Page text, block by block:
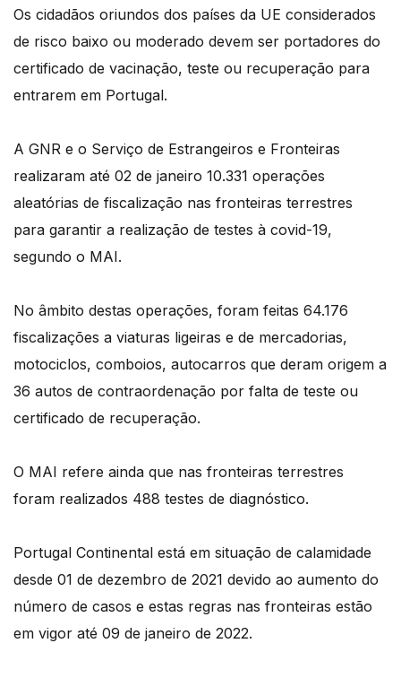
Os cidadãos oriundos dos países da UE considerados
de risco baixo ou moderado devem ser portadores do
certificado de vacinação, teste ou recuperação para
entrarem em Portugal.
A GNR e o Serviço de Estrangeiros e Fronteiras
realizaram até 02 de janeiro 10.331 operações
aleatórias de fiscalização nas fronteiras terrestres
para garantir a realização de testes à covid-19,
segundo o MAI.
No âmbito destas operações, foram feitas 64.176
fiscalizações a viaturas ligeiras e de mercadorias,
motociclos, comboios, autocarros que deram origem a
36 autos de contraordenação por falta de teste ou
certificado de recuperação.
O MAI refere ainda que nas fronteiras terrestres
foram realizados 488 testes de diagnóstico.
Portugal Continental está em situação de calamidade
desde 01 de dezembro de 2021 devido ao aumento do
número de casos e estas regras nas fronteiras estão
em vigor até 09 de janeiro de 2022.